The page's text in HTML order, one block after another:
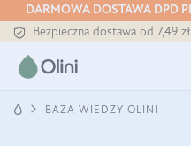
DARMOWA DOSTAWA DPD
Bezpieczna dostawa od 7,49 zł
Darmowa dostawa od 199 zł
Tłoczony zawsze na zimno
BAZA WIEDZY OLINI